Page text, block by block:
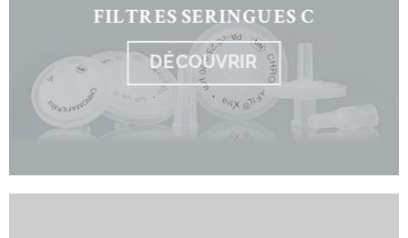
FILTRES SERINGUES C
DÉCOUVRIR